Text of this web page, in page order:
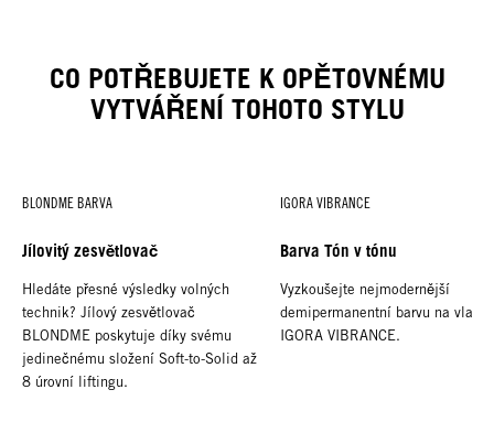
CO POTŘEBUJETE K OPĚTOVNÉMU
VYTVÁŘENÍ TOHOTO STYLU
BLONDME BARVA
Jílovitý zesvětlovač
Hledáte přesné výsledky volných
technik? Jílový zesvětlovač
BLONDME poskytuje díky svému
jedinečnému složení Soft-to-Solid až
8 úrovní liftingu.
IGORA VIBRANCE
Barva Tón v tónu
Vyzkoušejte nejmodernější
demipermanentní barvu na vlasy
IGORA VIBRANCE.